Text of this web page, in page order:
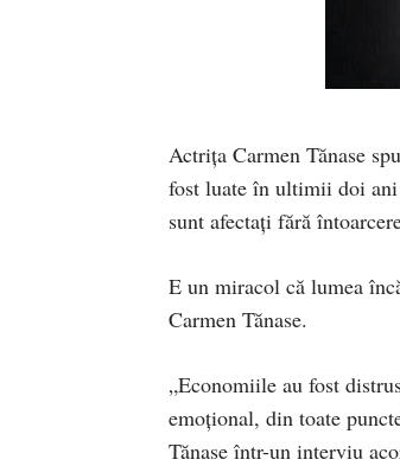
Actrița Carmen Tănase
fost luate în ultimii doi
sunt afectaţi fără
E un miracol că lumea
Carmen Tănase.
„Economiile au fost
emoțional, din toate
Tănase într-un interviu